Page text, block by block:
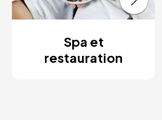
Spa et
restauration